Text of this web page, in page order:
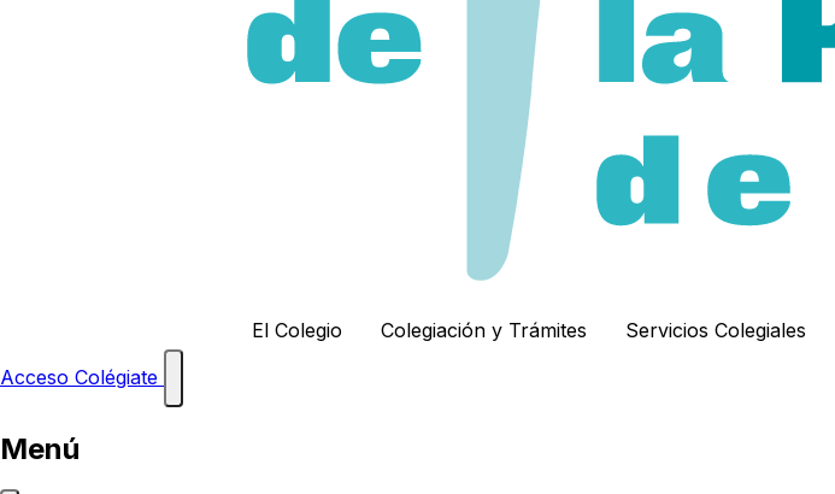
El Colegio Colegiación y Trámites Servicios Colegiales
Acceso Colégiate
Menú